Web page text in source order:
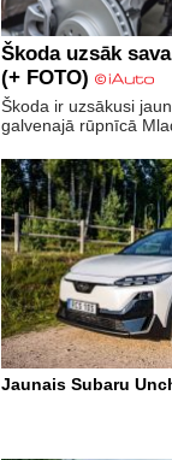
Škoda uzsāk
(+ FOTO)
Škoda ir uzsākusi
galvenajā rūpnīcā
Jaunais Subaru